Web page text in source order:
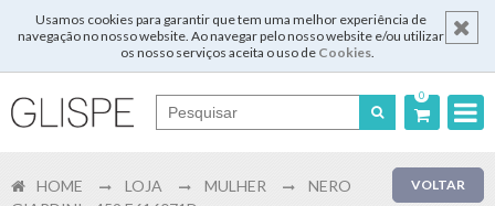
Usamos cookies para garantir que tem uma melhor experiência de
navegação no nosso website. Ao navegar pelo nosso website e/ou utilizar
os nosso serviços aceita o uso de Cookies.
0
English VOLTAR
HOME LOJA MULHER
NERO